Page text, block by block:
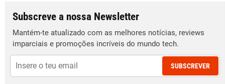
Subscreve a nossa Newsletter
Mantém-te atualizado com as melhores notícias, reviews
imparciais e promoções incríveis do mundo tech.
SUBSCREVER